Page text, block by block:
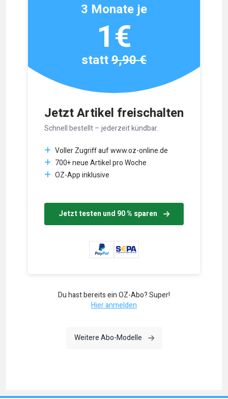
Jetzt Artikel freischalten
Schnell bestellt – jederzeit kündbar.
Voller Zugriff auf www.oz-online.de
700+ neue Artikel pro Woche
OZ-App inklusive
Jetzt testen und 90 % sparen
3 Monate je
1€
statt9,90 €
Du hast bereits ein OZ-Abo? Super!
Hier anmelden
Weitere Abo-Modelle